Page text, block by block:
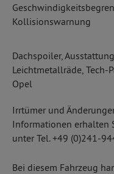
Kollisionswarnung
Dachspoiler,
Leichtmetallräde, Tech-
Opel
Irrtümer und
Informationen erhalten
unter Tel. +49 (0)241-
Bei diesem Fahrzeug